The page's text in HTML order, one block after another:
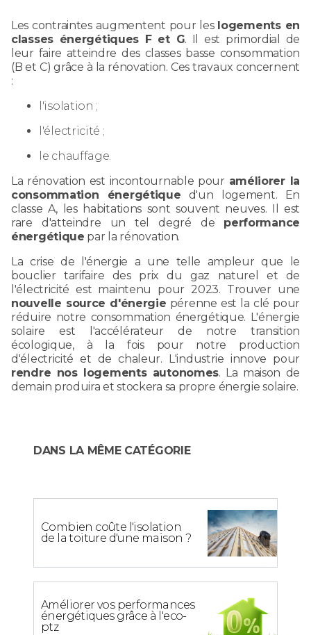
Les contraintes augmentent pour les logements en
classes énergétiques F et G. Il est primordial de
leur faire atteindre des classes basse consommation
(B et C) grâce à la rénovation. Ces travaux concernent
:
l'isolation ;
l'électricité ;
le chauffage.
La rénovation est incontournable pour améliorer la
consommation énergétique d'un logement. En
classe A, les habitations sont souvent neuves. Il est
rare d'atteindre un tel degré de performance
énergétique par la rénovation.
La crise de l'énergie a une telle ampleur que le
bouclier tarifaire des prix du gaz naturel et de
l'électricité est maintenu pour 2023. Trouver une
nouvelle source d'énergie pérenne est la clé pour
réduire notre consommation énergétique. L'énergie
solaire est l'accélérateur de notre transition
écologique, à la fois pour notre production
d'électricité et de chaleur. L'industrie innove pour
rendre nos logements autonomes. La maison de
demain produira et stockera sa propre énergie solaire.
DANS LA MÊME CATÉGORIE
Combien coûte l'isolation
de la toiture d'une maison ?
Améliorer vos performances
énergétiques grâce à l'eco-
ptz